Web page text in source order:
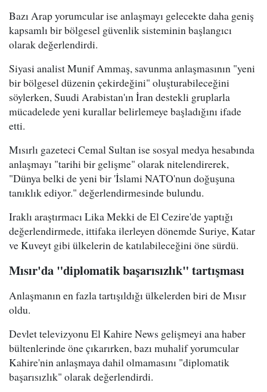
Bazı Arap yorumcular ise anlaşmayı gelecekte daha geniş
kapsamlı bir bölgesel güvenlik sisteminin başlangıcı
olarak değerlendirdi.
Siyasi analist Munif Ammaş, savunma anlaşmasının "yeni
bir bölgesel düzenin çekirdeğini" oluşturabileceğini
söylerken, Suudi Arabistan'ın İran destekli gruplarla
mücadelede yeni kurallar belirlemeye başladığını ifade
etti.
Mısırlı gazeteci Cemal Sultan ise sosyal medya hesabında
anlaşmayı "tarihi bir gelişme" olarak nitelendirerek,
"Dünya belki de yeni bir 'İslami NATO'nun doğuşuna
tanıklık ediyor." değerlendirmesinde bulundu.
Iraklı araştırmacı Lika Mekki de El Cezire'de yaptığı
değerlendirmede, ittifaka ilerleyen dönemde Suriye, Katar
ve Kuveyt gibi ülkelerin de katılabileceğini öne sürdü.
Mısır'da "diplomatik başarısızlık" tartışması
Anlaşmanın en fazla tartışıldığı ülkelerden biri de Mısır
oldu.
Devlet televizyonu El Kahire News gelişmeyi ana haber
bültenlerinde öne çıkarırken, bazı muhalif yorumcular
Kahire'nin anlaşmaya dahil olmamasını "diplomatik
başarısızlık" olarak değerlendirdi.